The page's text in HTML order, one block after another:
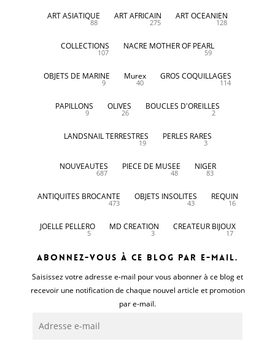
ART ASIATIQUE
88
ART AFRICAIN
275
ART OCEANIEN
128
COLLECTIONS
107
NACRE MOTHER OF PEARL
59
OBJETS DE MARINE
9
Murex
40
GROS COQUILLAGES
114
PAPILLONS
9
OLIVES
26
BOUCLES D'OREILLES
2
LANDSNAIL TERRESTRES
19
PERLES RARES
3
NOUVEAUTES
687
PIECE DE MUSEE
48
NIGER
83
ANTIQUITES BROCANTE
473
OBJETS INSOLITES
43
REQUIN
16
JOELLE PELLERO
5
MD CREATION
3
CREATEUR BIJOUX
17
Abonnez-vous à ce blog par e-mail.
Saisissez votre adresse e-mail pour vous abonner à ce blog et
recevoir une notification de chaque nouvel article et promotion
par e-mail.
e-